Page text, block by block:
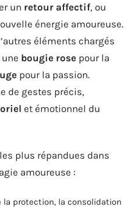
un retour affectif, ou
énergie amoureuse.
éléments chargés
une bougie rose pour la
pour la passion.
de gestes précis,
et émotionnel du
plus répandues dans
amoureuse :
la protection, la consolidation